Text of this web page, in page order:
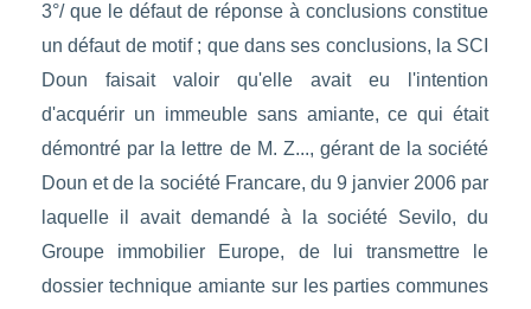
3°/ que le défaut de réponse à conclusions constitue
un défaut de motif ; que dans ses conclusions, la SCI
Doun faisait valoir qu'elle avait eu l'intention
d'acquérir un immeuble sans amiante, ce qui était
démontré par la lettre de M. Z..., gérant de la société
Doun et de la société Francare, du 9 janvier 2006 par
laquelle il avait demandé à la société Sevilo, du
Groupe immobilier Europe, de lui transmettre le
dossier technique amiante sur les parties communes